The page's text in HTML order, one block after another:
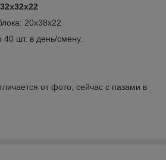
20х38х22
40 шт. в день/смену.
от фото, сейчас с пазами в